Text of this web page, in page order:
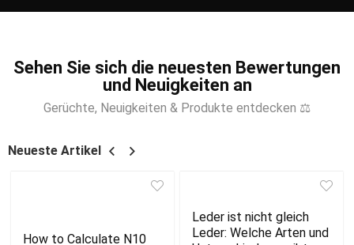
Sehen Sie sich die neuesten Bewertungen
und Neuigkeiten an
Gerüchte, Neuigkeiten & Produkte entdecken ⚖
Neueste Artikel
How to Calculate N10
Leder ist nicht gleich
Leder: Welche Arten und